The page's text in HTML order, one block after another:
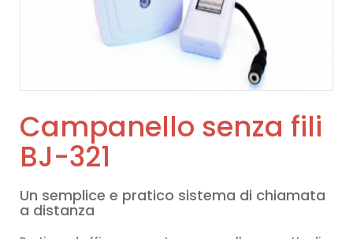
Campanello senza fili
BJ-321
Un semplice e pratico sistema di chiamata
a distanza